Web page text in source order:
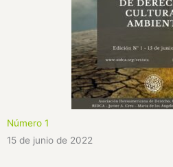
Número 1
15 de junio de 2022